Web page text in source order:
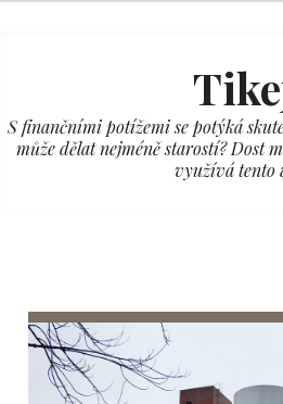
S finančními potížemi se potýká
může dělat nejméně starostí? Dost
využívá tento